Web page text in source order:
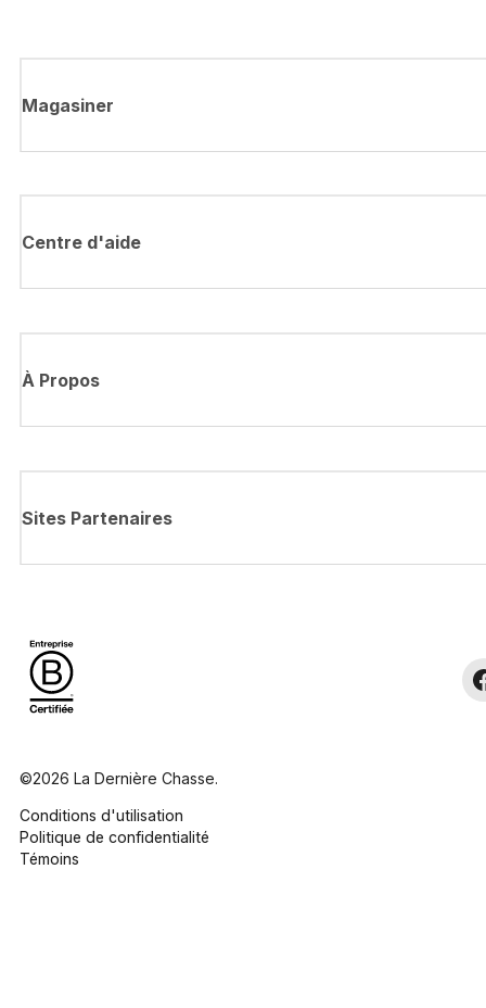
Magasiner
Centre d'aide
À Propos
Sites Partenaires
©2026 La Dernière Chasse.
Conditions d'utilisation
Politique de confidentialité
Témoins